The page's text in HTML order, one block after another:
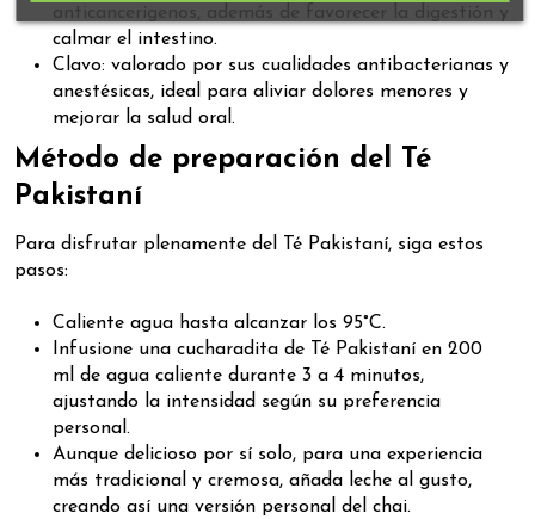
anticancerígenos, además de favorecer la digestión y
calmar el intestino.
Clavo: valorado por sus cualidades antibacterianas y
anestésicas, ideal para aliviar dolores menores y
mejorar la salud oral.
Método de preparación del Té
Pakistaní
Para disfrutar plenamente del Té Pakistaní, siga estos
pasos:
Caliente agua hasta alcanzar los 95°C.
Infusione una cucharadita de Té Pakistaní en 200
ml de agua caliente durante 3 a 4 minutos,
ajustando la intensidad según su preferencia
personal.
Aunque delicioso por sí solo, para una experiencia
más tradicional y cremosa, añada leche al gusto,
creando así una versión personal del chai.